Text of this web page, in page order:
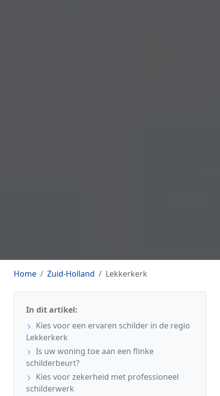
Home Zuid-Holland Lekkerkerk
In dit artikel:
Kies voor een ervaren schilder in de regio
Lekkerkerk
Is uw woning toe aan een flinke
schilderbeurt?
Kies voor zekerheid met professioneel
schilderwerk